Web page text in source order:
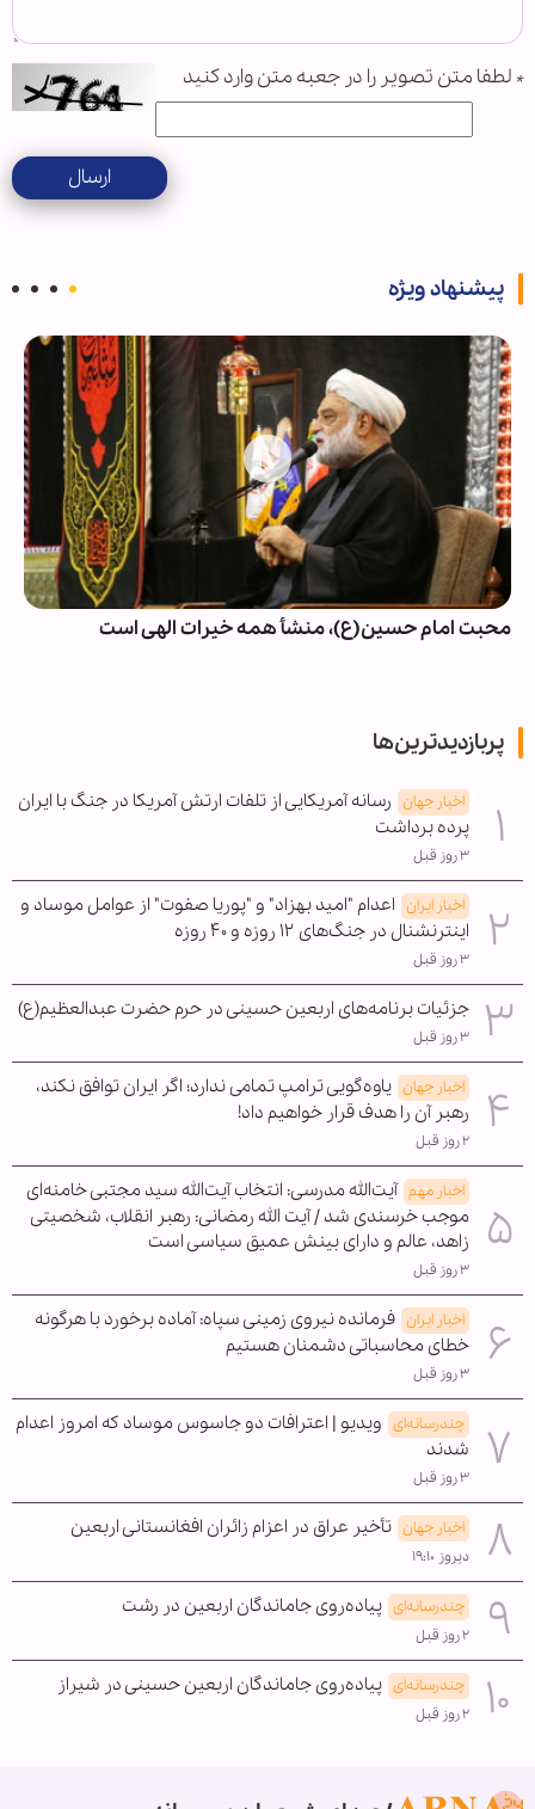
* لطفا متن تصویر را در جعبه متن وارد کنید
ارسال
پیشنهاد ویژه
محبت امام حسین(ع)، منشأ همه خیرات الهی است
پربازدیدترین‌ها
اخبار جهان رسانه آمریکایی از تلفات ارتش آمریکا در جنگ با ایران
پرده برداشت
۳ روز قبل
اخبار ایران اعدام "امید بهزاد" و "پوریا صفوت" از عوامل موساد و
اینترنشنال در جنگ‌های ۱۲ روزه و ۴۰ روزه
۳ روز قبل
جزئیات برنامه‌های اربعین حسینی در حرم حضرت عبدالعظیم(ع)
۳ روز قبل
اخبار جهان یاوه‌گویی ترامپ تمامی ندارد؛ اگر ایران توافق نکند،
رهبر آن را هدف قرار خواهیم داد!
۲ روز قبل
اخبار مهم آیت‌الله مدرسی: انتخاب آیت‌الله سید مجتبی خامنه‌ای
موجب خرسندی شد / آیت الله رمضانی: رهبر انقلاب، شخصیتی
زاهد، عالم و دارای بینش عمیق سیاسی است
۳ روز قبل
اخبار ایران فرمانده نیروی زمینی سپاه: آماده برخورد با هرگونه
خطای محاسباتی دشمنان هستیم
۳ روز قبل
چندرسانه‌ای ویدیو | اعترافات دو جاسوس موساد که امروز اعدام
شدند
۳ روز قبل
اخبار جهان تأخیر عراق در اعزام زائران افغانستانی اربعین
دیروز ۱۹:۱۰
چندرسانه‌ای پیاده‌روی جاماندگان اربعین در رشت
۲ روز قبل
چندرسانه‌ای پیاده‌روی جاماندگان اربعین حسینی در شیراز
۲ روز قبل